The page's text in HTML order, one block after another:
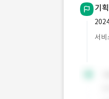
기
서비